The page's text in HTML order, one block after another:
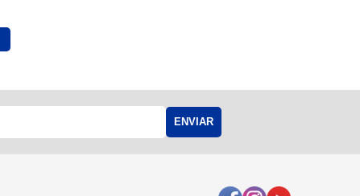
ENVIAR